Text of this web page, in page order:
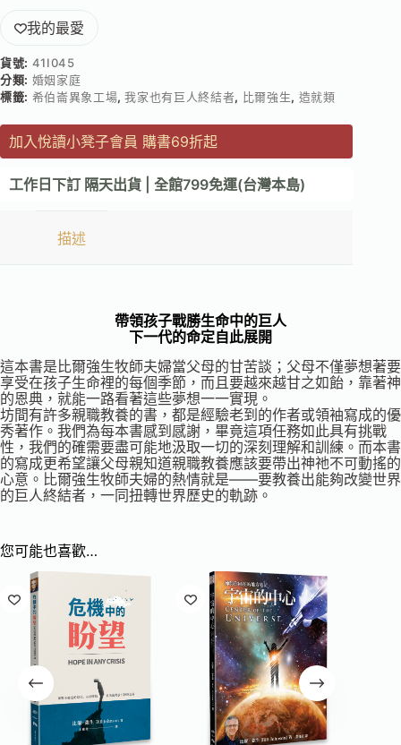
我的最愛
貨號: 41I045
分類: 婚姻家庭
標籤: 希伯崙異象工場,我家也有巨人終結者, 比爾強生, 造就類
加入悅讀小凳子會員 購書69折起
工作日下訂 隔天出貨 | 全館799免運(台灣本島)
描述
帶領孩子戰勝生命中的巨人
下一代的命定自此展開
這本書是比爾強生牧師夫婦當父母的甘苦談；父母不僅夢想著要
享受在孩子生命裡的每個季節，而且要越來越甘之如飴，靠著神
的恩典，就能一路看著這些夢想一一實現。
坊間有許多親職教養的書，都是經驗老到的作者或領袖寫成的優
秀著作。我們為每本書感到感謝，畢竟這項任務如此具有挑戰
性，我們的確需要盡可能地汲取一切的深刻理解和訓練。而本書
的寫成更希望讓父母親知道親職教養應該要帶出神祂不可動搖的
心意。比爾強生牧師夫婦的熱情就是——要教養出能夠改變世界
的巨人終結者，一同扭轉世界歷史的軌跡。
您可能也喜歡…